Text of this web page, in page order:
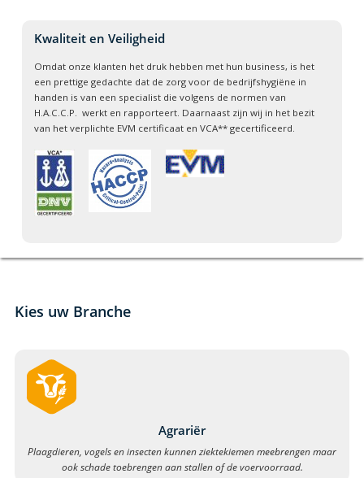
Kwaliteit en Veiligheid
Omdat onze klanten het druk hebben met hun business, is het
een prettige gedachte dat de zorg voor de bedrijfshygiëne in
handen is van een specialist die volgens de normen van
H.A.C.C.P. werkt en rapporteert. Daarnaast zijn wij in het bezit
van het verplichte EVM certificaat en VCA** gecertificeerd.
Kies uw Branche
Agrariër
Plaagdieren, vogels en insecten kunnen ziektekiemen meebrengen maar
ook schade toebrengen aan stallen of de voervoorraad.